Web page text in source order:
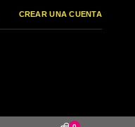
CREAR UNA CUENTA